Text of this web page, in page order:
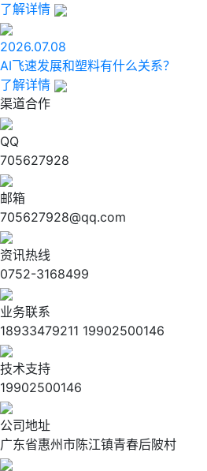
了解详情
2026.07.08
AI飞速发展和塑料有什么关系？
了解详情
渠道合作
QQ
705627928
邮箱
705627928@qq.com
资讯热线
0752-3168499
业务联系
18933479211 19902500146
技术支持
19902500146
公司地址
广东省惠州市陈江镇青春后陂村